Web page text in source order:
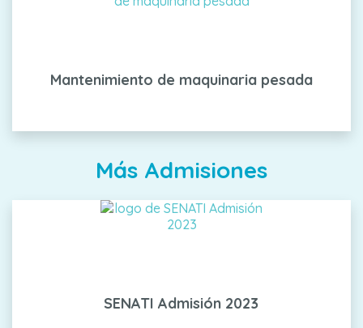
Mantenimiento de maquinaria pesada
Más Admisiones
SENATI Admisión 2023